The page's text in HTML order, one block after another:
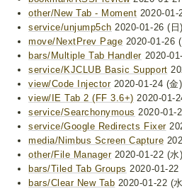
other/New Tab - Moment 2020-01-
service/unjump5ch 2020-01-26 (
move/NextPrev Page 2020-01-26
bars/Multiple Tab Handler 2020-
service/KJCLUB Basic Support
view/Code Injector2020-01-24 (金
view/IE Tab 2 (FF 3.6+) 2020-01-
service/Searchonymous 2020-01-
service/Google Redirects Fixer
media/Nimbus Screen Capture
other/File Manager2020-01-22 (水
bars/Tiled Tab Groups 2020-01-
bars/Clear New Tab 2020-01-22 (